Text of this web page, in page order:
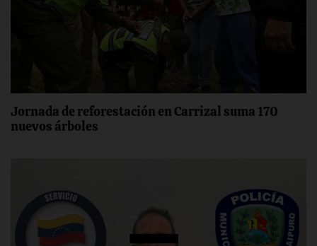
Jornada de reforestación en Carrizal suma 170
nuevos árboles